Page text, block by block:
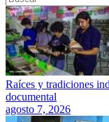
Raíces y tradiciones
documental
agosto 7, 2026